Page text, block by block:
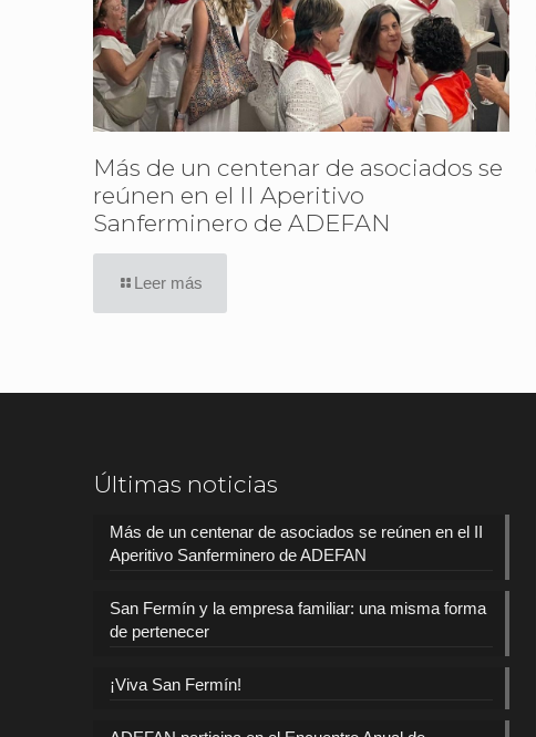
Más de un centenar de asociados se
reúnen en el II Aperitivo
Sanferminero de ADEFAN
Leer más
Últimas noticias
Más de un centenar de asociados se reúnen en el II
Aperitivo Sanferminero de ADEFAN
San Fermín y la empresa familiar: una misma forma
de pertenecer
¡Viva San Fermín!